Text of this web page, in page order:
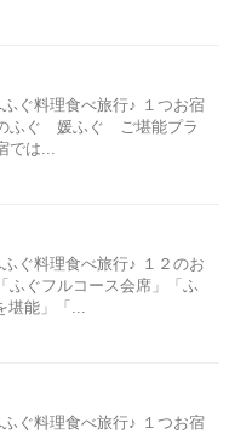
ぐ料理食べ旅行♪ １つお宿
ふぐ 媛ふぐ ご堪能プラ
は...
ぐ料理食べ旅行♪ １２のお
ふぐフルコース会席」「ふ
能」「...
ぐ料理食べ旅行♪ １つお宿